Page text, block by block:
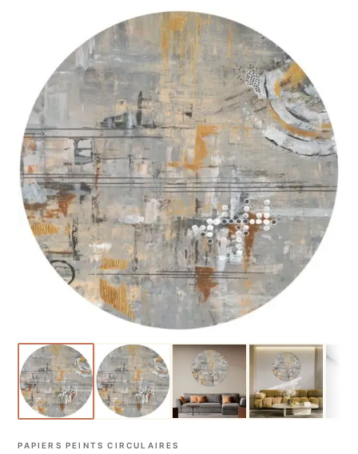
PAPIERS PEINTS CIRCULAIRES